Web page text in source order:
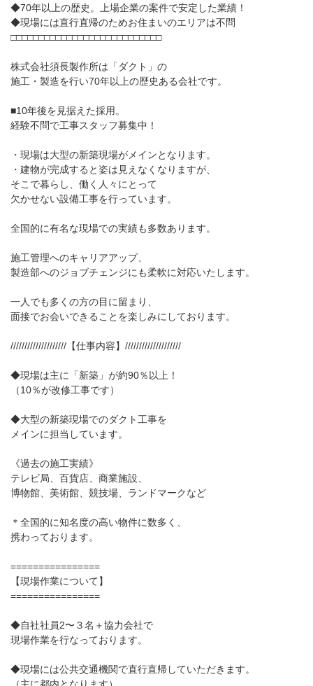
◆70年以上の歴史。上場企業の案件で安定した業績！
◆現場には直行直帰のためお住まいのエリアは不問
□□□□□□□□□□□□□□□□□□□□□□□□□□□
株式会社須長製作所は「ダクト」の
施工・製造を行い70年以上の歴史ある会社です。
■10年後を見据えた採用。
経験不問で工事スタッフ募集中！
・現場は大型の新築現場がメインとなります。
・建物が完成すると姿は見えなくなりますが、
そこで暮らし、働く人々にとって
欠かせない設備工事を行っています。
全国的に有名な現場での実績も多数あります。
施工管理へのキャリアアップ、
製造部へのジョブチェンジにも柔軟に対応いたします。
一人でも多くの方の目に留まり、
面接でお会いできることを楽しみにしております。
////////////////////【仕事内容】////////////////////
◆現場は主に「新築」が約90％以上！
（10％が改修工事です）
◆大型の新築現場でのダクト工事を
メインに担当しています。
《過去の施工実績》
テレビ局、百貨店、商業施設、
博物館、美術館、競技場、ランドマークなど
＊全国的に知名度の高い物件に数多く、
携わっております。
================
【現場作業について】
================
◆自社社員2〜３名＋協力会社で
現場作業を行なっております。
◆現場には公共交通機関で直行直帰していただきます。